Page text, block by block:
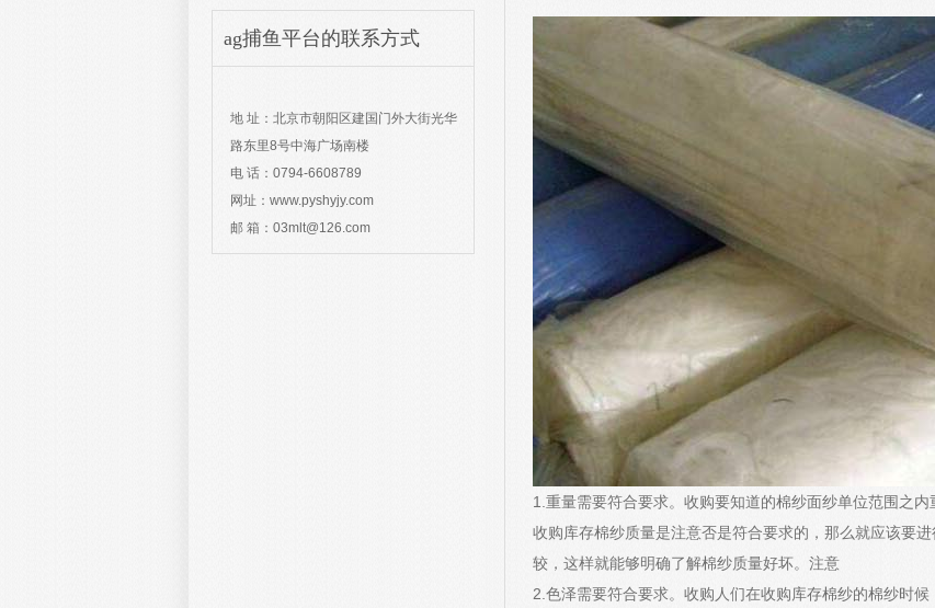
ag捕鱼平台的联系方式
地 址：北京市朝阳区建国门外大街光华
路东里8号中海广场南楼
电 话：0794-6608789
网址：www.pyshyjy.com
邮 箱： 03mlt@126.com
1.重量需要符合要求。收购要知道的棉纱面纱单位范围之
收购库存棉纱质量是注意否是符合要求的，那么就应该要
较，这样就能够明确了解棉纱质量好坏。注意
2.色泽需要符合要求。收购人们在收购库存棉纱的棉纱时